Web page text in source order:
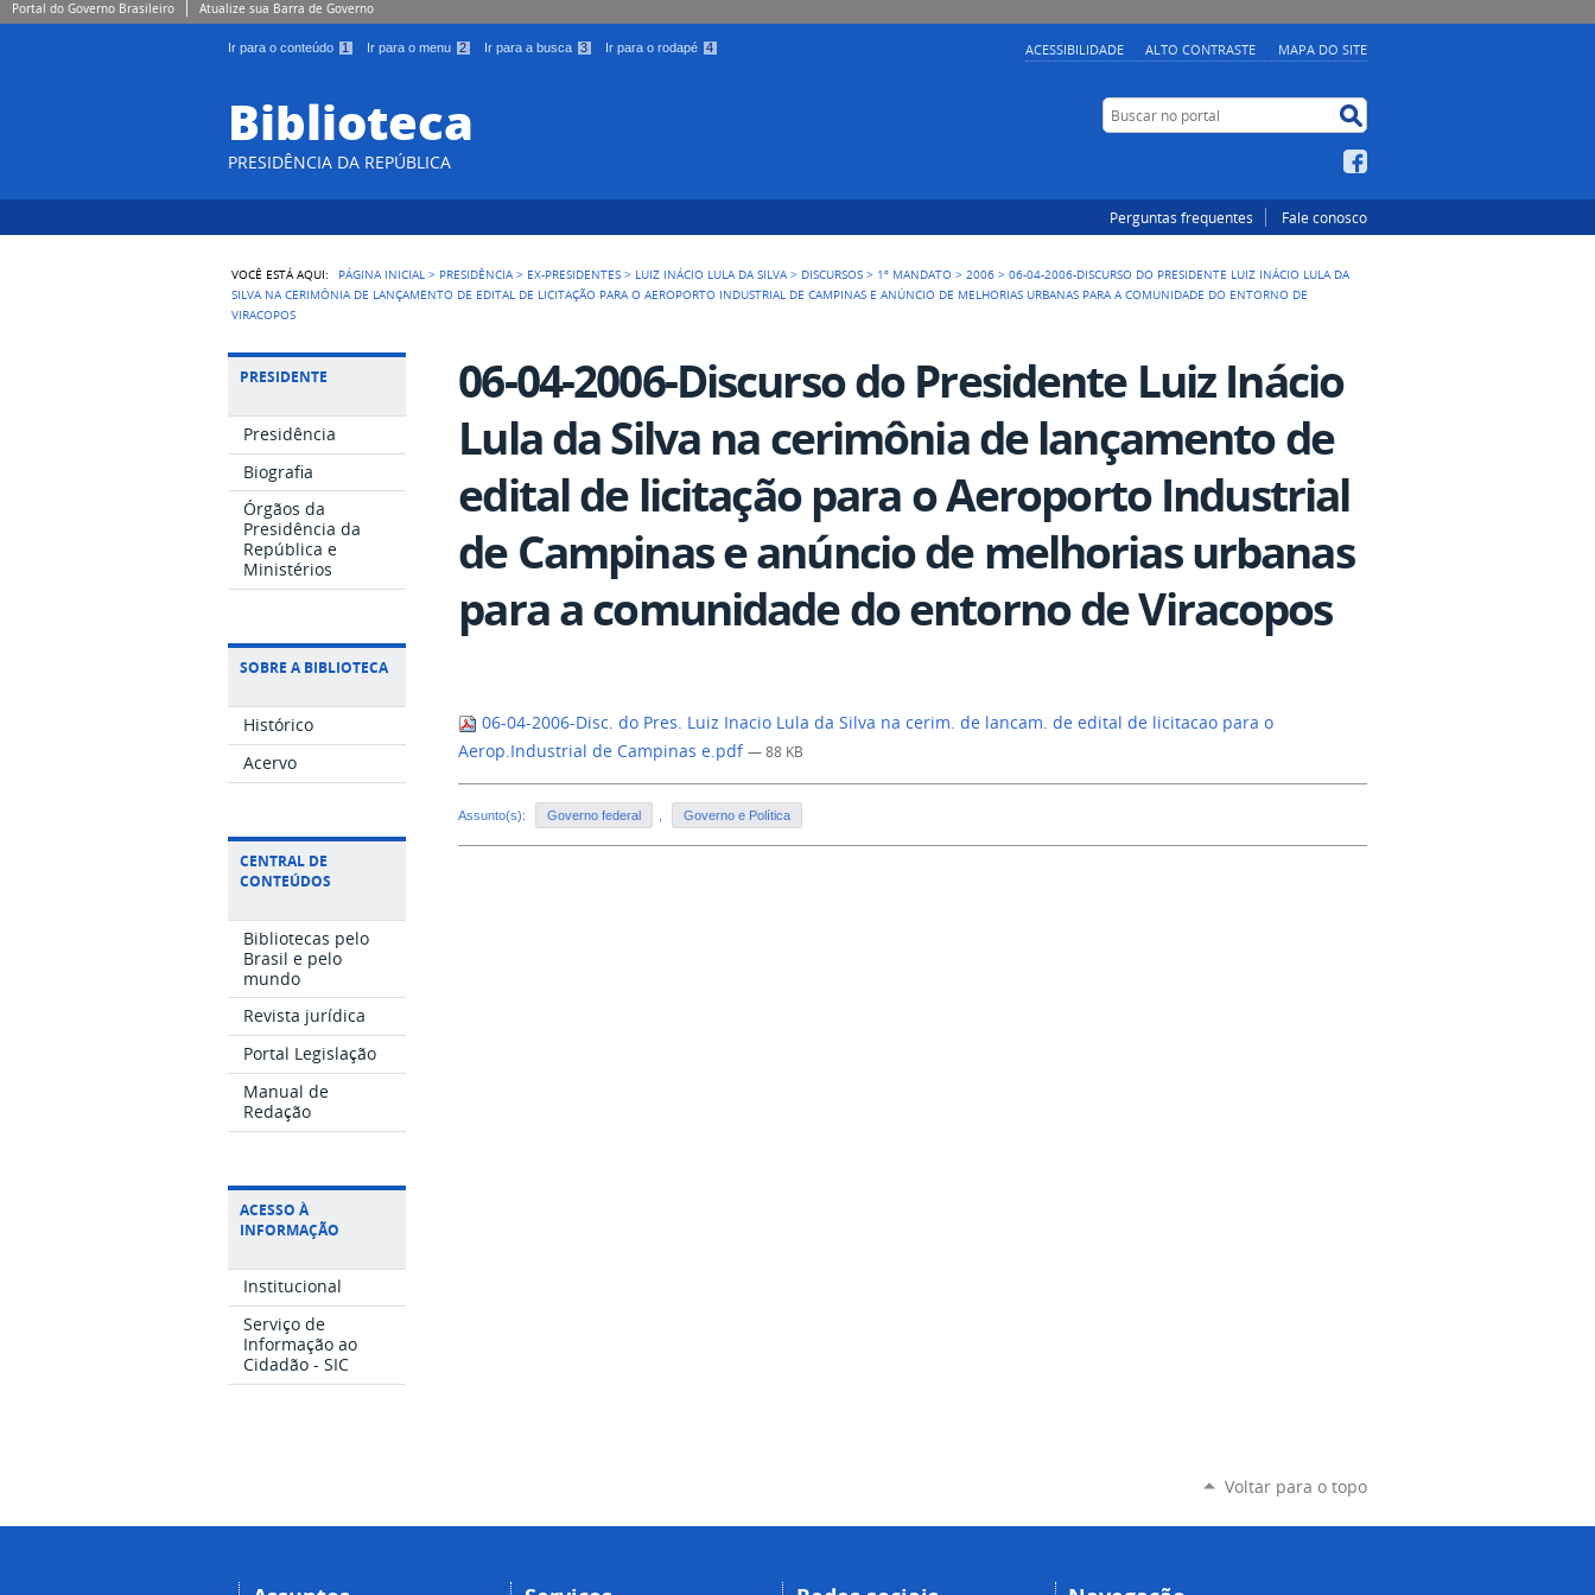
Portal do Governo Brasileiro Atualize sua Barra de Governo
Ir para o conteúdo 1 Ir para o menu 2 Ir para a busca 3 Ir para o rodapé 4 ACESSIBILIDADE ALTO CONTRASTE MAPA DO SITE
Biblioteca
PRESIDÊNCIA DA REPÚBLICA
Buscar no portal
Perguntas frequentes Fale conosco
VOCÊ ESTÁ AQUI: PÁGINA INICIAL > PRESIDÊNCIA > EX-PRESIDENTES > LUIZ INÁCIO LULA DA SILVA > DISCURSOS > 1º MANDATO >2006 >06-04-2006-DISCURSO DO PRESIDENTE LUIZ INÁCIO LULA DA
SILVA NA CERIMÔNIA DE LANÇAMENTO DE EDITAL DE LICITAÇÃO PARA O AEROPORTO INDUSTRIAL DE CAMPINAS E ANÚNCIO DE MELHORIAS URBANAS PARA A COMUNIDADE DO ENTORNO DE
VIRACOPOS
PRESIDENTE
Presidência
Biografia
Órgãos da
Presidência da
República e
Ministérios
SOBRE A BIBLIOTECA
Histórico
Acervo
CENTRAL DE
CONTEÚDOS
Bibliotecas pelo
Brasil e pelo
mundo
Revista jurídica
Portal Legislação
Manual de
Redação
ACESSO À
INFORMAÇÃO
Institucional
Serviço de
Informação ao
Cidadão - SIC
06-04-2006-Discurso do Presidente Luiz Inácio
Lula da Silva na cerimônia de lançamento de
edital de licitação para o Aeroporto Industrial
de Campinas e anúncio de melhorias urbanas
para a comunidade do entorno de Viracopos
06-04-2006-Disc. do Pres. Luiz Inacio Lula da Silva na cerim. de lancam. de edital de licitacao para o
Aerop.Industrial de Campinas e.pdf— 88 KB
Assunto(s): Governo federal Governo e Política
Voltar para o topo